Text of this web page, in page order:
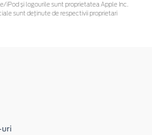
iPod și logourile sunt proprietatea Apple Inc.
sunt deținute de respectivii proprietari